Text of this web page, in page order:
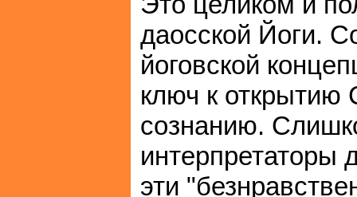
даосской Йоги.
йоговской
ключ к открытию
сознанию.
интерпретаторы
эти